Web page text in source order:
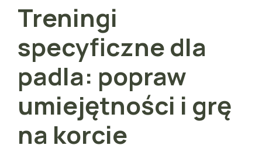
Treningi
specyficzne dla
padla: popraw
umiejętności i grę
na korcie